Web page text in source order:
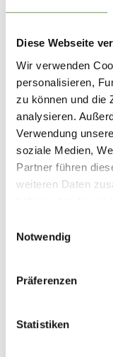
Diese Webseite
Wir verwenden
personalisieren,
zu können und die
analysieren.
Verwendung
soziale Medien,
Partner führen
weiteren Daten
Notwendig
Präferenzen
Statistiken
COSA VEDERE A
NATURNO E